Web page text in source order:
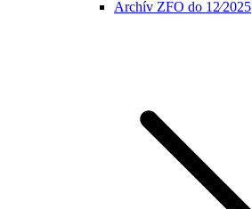
Archív ZFO do 12⁄2025